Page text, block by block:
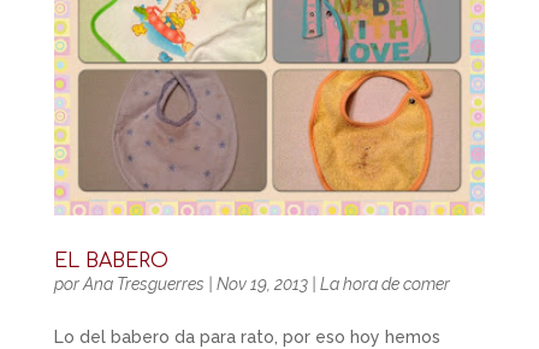
EL BABERO
porAna Tresguerres Nov 19, 2013| La hora de comer
Lo del babero da para rato, por eso hoy hemos